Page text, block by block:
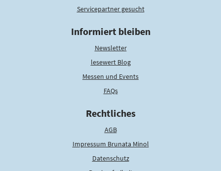
Servicepartner gesucht
Informiert bleiben
Newsletter
lesewert Blog
Messen und Events
FAQs
Rechtliches
AGB
Impressum Brunata Minol
Datenschutz